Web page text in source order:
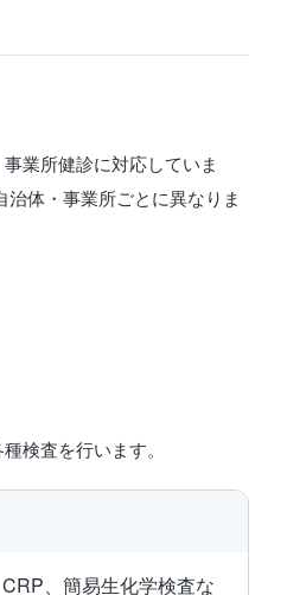
業所健診に対応していま
体・事業所ごとに異なりま
検査を行います。
、簡易生化学検査な